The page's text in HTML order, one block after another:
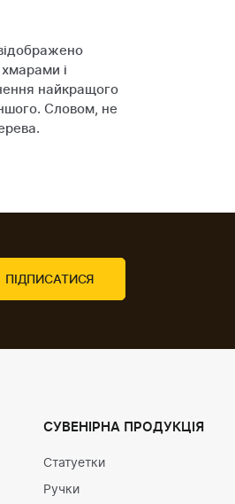
і
найкращого
Словом, не
СУВЕНІРНА ПРОДУКЦІЯ
Статуетки
Ручки